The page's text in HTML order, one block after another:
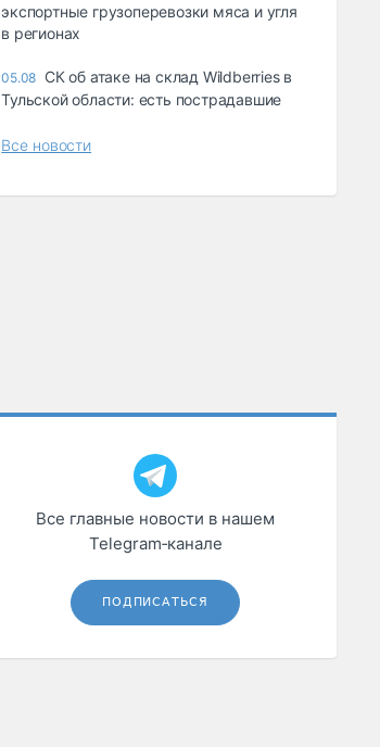
экспортные грузоперевозки мяса и угля
в регионах
05.08 СК об атаке на склад Wildberries в
Тульской области: есть пострадавшие
Все новости
Все главные новости в нашем
Telegram‑канале
ПОДПИСАТЬСЯ